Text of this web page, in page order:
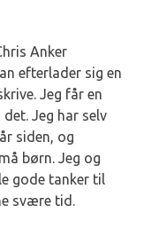
Anker
efterlader sig en
Jeg får en
Jeg har selv
siden, og
børn. Jeg og
gode tanker til
svære tid.